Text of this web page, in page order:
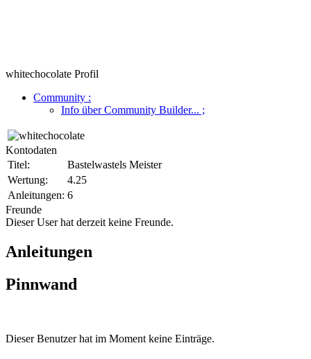
whitechocolate Profil
Community :
Info über Community Builder... ;
Kontodaten
Titel:
Bastelwastels Meister
Wertung:
4.25
Anleitungen: 6
Freunde
Dieser User hat derzeit keine Freunde.
Anleitungen
Pinnwand
Dieser Benutzer hat im Moment keine Einträge.